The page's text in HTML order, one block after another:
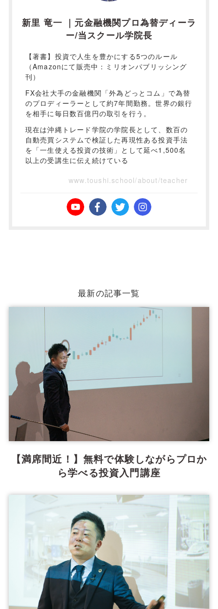
新里 竜一 ｜元金融機関プロ為替ディーラ
ー/当スクール学院長
【著書】投資で人生を豊かにする5つのルール
（Amazonにて販売中：ミリオンパブリッシング
刊）
FX会社大手の金融機関「外為どっとコム」で為替
のプロディーラーとして約7年間勤務。世界の銀行
を相手に毎日数百億円の取引を行う。
現在は沖縄トレード学院の学院長として、数百の
自動売買システムで検証した再現性ある投資手法
を「一生使える投資の技術」として延べ1,500名
以上の受講生に伝え続けている
www.toushi.school/about/teacher
最新の記事一覧
【満席間近！】無料で体験しながらプロか
ら学べる投資入門講座